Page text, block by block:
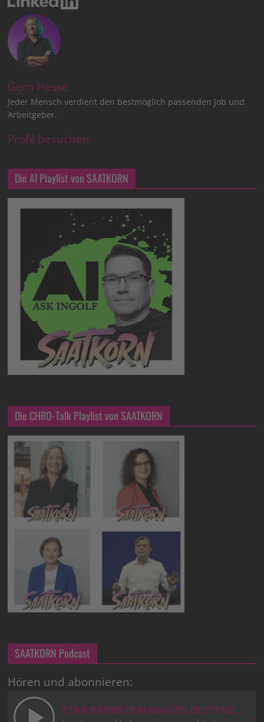
Gero Hesse
Jeder Mensch verdient den bestmöglich passenden Job und
Arbeitgeber.
Profil besuchen
Die AI Playlist von SAATKORN
Die CHRO-Talk Playlist von SAATKORN
SAATKORN Podcast
Hören und abonnieren: